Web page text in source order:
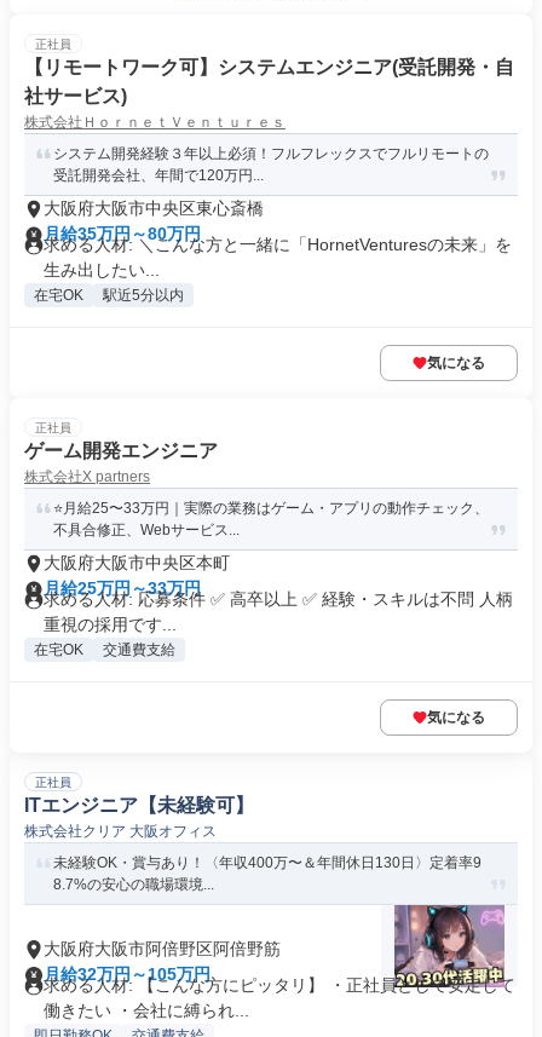
正社員
【リモートワーク可】システムエンジニア(受託開発・自
社サービス)
株式会社ＨｏｒｎｅｔＶｅｎｔｕｒｅｓ
システム開発経験３年以上必須！フルフレックスでフルリモートの
受託開発会社、年間で120万円...
大阪府大阪市中央区東心斎橋
月給35万円～80万円
求める人材: ＼こんな方と一緒に「HornetVenturesの未来」を
生み出したい...
在宅OK 駅近5分以内
気になる
正社員
ゲーム開発エンジニア
株式会社X partners
⭐月給25〜33万円｜実際の業務はゲーム・アプリの動作チェック、
不具合修正、Webサービス...
大阪府大阪市中央区本町
月給25万円～33万円
求める人材: 応募条件 ✅ 高卒以上 ✅ 経験・スキルは不問 人柄
重視の採用です...
在宅OK 交通費支給
気になる
正社員
ITエンジニア【未経験可】
株式会社クリア 大阪オフィス
未経験OK・賞与あり！〈年収400万〜＆年間休日130日〉定着率9
8.7%の安心の職場環境...
大阪府大阪市阿倍野区阿倍野筋
月給32万円～105万円
求める人材: 【こんな方にピッタリ】 ・正社員として安定して
働きたい ・会社に縛られ...